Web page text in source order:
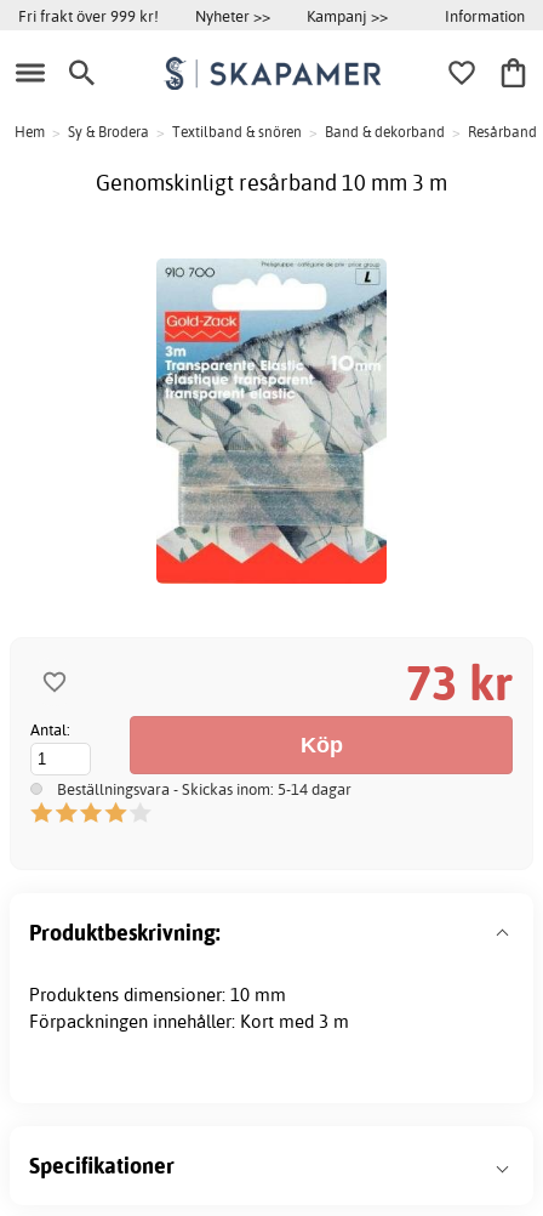
Fri frakt över 999 kr! Nyheter >> Kampanj >> Information
Hem > Sy & Brodera > Textilband & snören > Band & dekorband > Resårband
Genomskinligt resårband 10 mm 3 m
73 kr
Antal:
Beställningsvara - Skickas inom: 5-14 dagar
Produktbeskrivning:
Produktens dimensioner: 10 mm
Förpackningen innehåller: Kort med 3 m
Specifikationer